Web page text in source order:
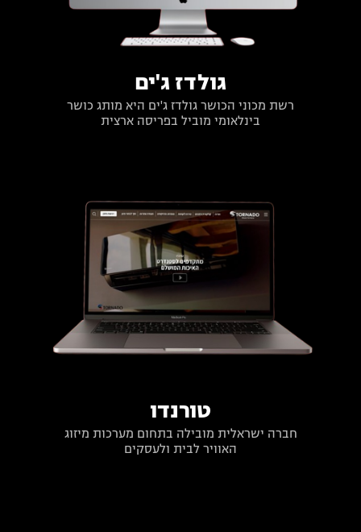
גולדז ג'ים
רשת מכוני הכושר גולדז ג'ים היא מותג כושר
בינלאומי מוביל בפריסה ארצית
טורנדו
חברה ישראלית מובילה בתחום מערכות מיזוג
האוויר לבית ולעסקים